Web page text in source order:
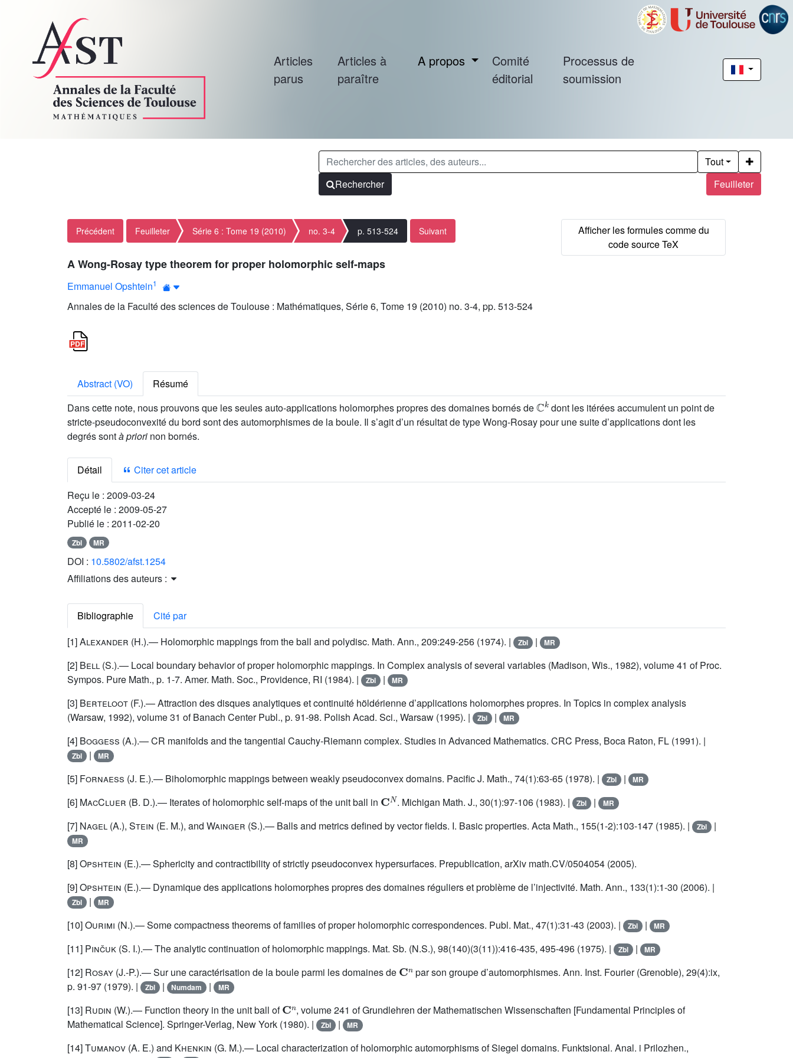
Articles
parus
Articles à
paraître
A propos
Comité
éditorial
Processus de
soumission
Feuilleter
Tout
Rechercher
Précédent Feuilleter Série 6 : Tome 19 (2010) no. 3-4 p. 513-524 Suivant
A Wong-Rosay type theorem for proper holomorphic self-maps
Emmanuel Opshtein1
Annales de la Faculté des sciences de Toulouse : Mathématiques, Série 6, Tome 19 (2010) no. 3-4, pp. 513-524
Abstract (VO)
Résumé
Dans cette note, nous prouvons que les seules auto-applications holomorphes propres des domaines bornés de
ℂk
dont les itérées accumulent un point de
stricte-pseudoconvexité du bord sont des automorphismes de la boule. Il s’agit d’un résultat de type Wong-Rosay pour une suite d’applications dont les
degrés sontà priori non bornés.
Détail
Citer cet article
Reçu le : 2009-03-24
Accepté le : 2009-05-27
Publié le : 2011-02-20
Zbl MR
DOI : 10.5802/afst.1254
Affiliations des auteurs :
Bibliographie
Cité par
[1]Alexander (H.).— Holomorphic mappings from the ball and polydisc. Math. Ann., 209:249-256 (1974). | Zbl | MR
[2] Bell (S.).— Local boundary behavior of proper holomorphic mappings. In Complex analysis of several variables (Madison, Wis., 1982), volume 41 of Proc.
Sympos. Pure Math., p. 1-7. Amer. Math. Soc., Providence, RI (1984). |
Zbl | MR
[3] Berteloot (F.).— Attraction des disques analytiques et continuité höldérienne d’applications holomorphes propres. In Topics in complex analysis
(Warsaw, 1992), volume 31 of Banach Center Publ., p. 91-98. Polish Acad. Sci., Warsaw (1995). |
Zbl | MR
[4] Boggess (A.).— CR manifolds and the tangential Cauchy-Riemann complex. Studies in Advanced Mathematics. CRC Press, Boca Raton, FL (1991). |
Zbl | MR
[5] Fornaess (J. E.).— Biholomorphic mappings between weakly pseudoconvex domains. Pacific J. Math., 74(1):63-65 (1978). | Zbl | MR
[6] MacCluer (B. D.).— Iterates of holomorphic self-maps of the unit ball in
N
. Michigan Math. J., 30(1):97-106 (1983). | Zbl | MR
[7] Nagel (A.), Stein (E. M.), and Wainger (S.).— Balls and metrics defined by vector fields. I. Basic properties. Acta Math., 155(1-2):103-147 (1985). | Zbl |
MR
[8]Opshtein (E.).— Sphericity and contractibility of strictly pseudoconvex hypersurfaces. Prepublication, arXiv math.CV/0504054 (2005).
[9]Opshtein (E.).— Dynamique des applications holomorphes propres des domaines réguliers et problème de l’injectivité. Math. Ann., 133(1):1-30 (2006). |
Zbl | MR
[10]Ourimi (N.).— Some compactness theorems of families of proper holomorphic correspondences. Publ. Mat., 47(1):31-43 (2003). | Zbl | MR
[11] Pinčuk (S. I.).— The analytic continuation of holomorphic mappings. Mat. Sb. (N.S.), 98(140)(3(11)):416-435, 495-496 (1975). | Zbl | MR
[12] Rosay (J.-P.).— Sur une caractérisation de la boule parmi les domaines de
par son groupe d’automorphismes. Ann. Inst. Fourier (Grenoble), 29(4):ix,
p. 91-97 (1979). |
Zbl | Numdam | MR
[13] Rudin (W.).— Function theory in the unit ball of
, volume 241 of Grundlehren der Mathematischen Wissenschaften [Fundamental Principles of
Mathematical Science]. Springer-Verlag, New York (1980). |
Zbl | MR
[14]Tumanov (A. E.) and Khenkin (G. M.).— Local characterization of holomorphic automorphisms of Siegel domains. Funktsional. Anal. i Prilozhen.,